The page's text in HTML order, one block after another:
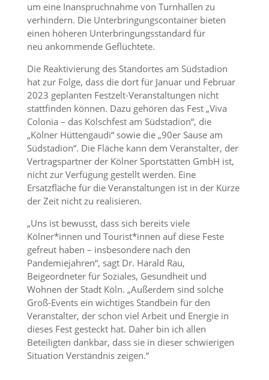
um eine Inanspruchnahme von Turnhallen zu
verhindern. Die Unterbringungscontainer bieten
einen höheren Unterbringungsstandard für
neu ankommende Geflüchtete.
Die Reaktivierung des Standortes am Südstadion
hat zur Folge, dass die dort für Januar und Februar
2023 geplanten Festzelt-Veranstaltungen nicht
stattfinden können. Dazu gehören das Fest „Viva
Colonia – das Kölschfest am Südstadion“, die
„Kölner Hüttengaudi“ sowie die „90er Sause am
Südstadion“. Die Fläche kann dem Veranstalter, der
Vertragspartner der Kölner Sportstätten GmbH ist,
nicht zur Verfügung gestellt werden. Eine
Ersatzfläche für die Veranstaltungen ist in der Kürze
der Zeit nicht zu realisieren.
„Uns ist bewusst, dass sich bereits viele
Kölner*innen und Tourist*innen auf diese Feste
gefreut haben – insbesondere nach den
Pandemiejahren“, sagt Dr. Harald Rau,
Beigeordneter für Soziales, Gesundheit und
Wohnen der Stadt Köln. „Außerdem sind solche
Groß-Events ein wichtiges Standbein für den
Veranstalter, der schon viel Arbeit und Energie in
dieses Fest gesteckt hat. Daher bin ich allen
Beteiligten dankbar, dass sie in dieser schwierigen
Situation Verständnis zeigen.“